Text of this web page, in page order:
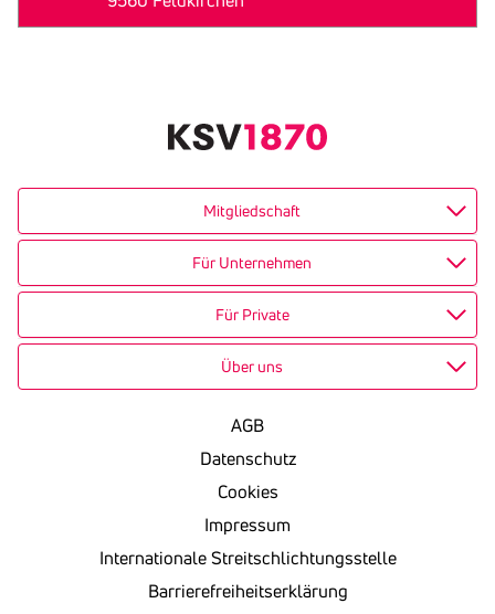
Mitgliedschaft
Für Unternehmen
Für Private
Über uns
AGB
Datenschutz
Cookies
Impressum
Internationale Streitschlichtungsstelle
Barrierefreiheitserklärung